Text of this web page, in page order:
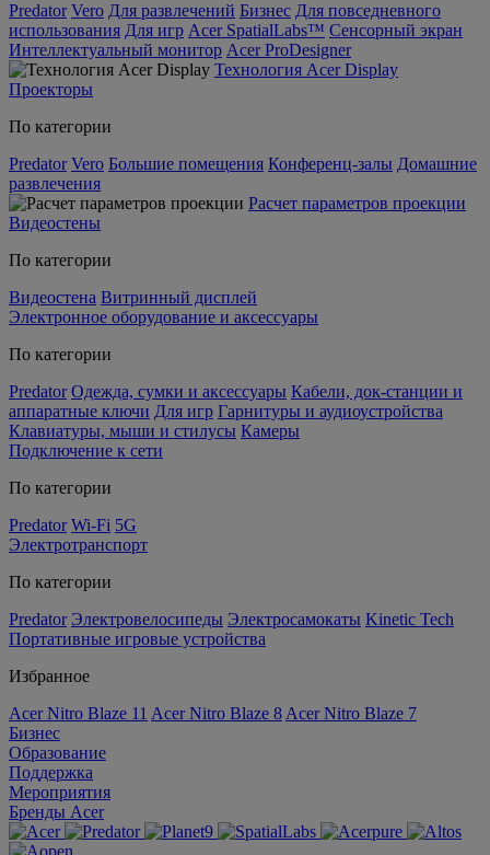
Predator Vero Для развлечений Бизнес Для повседневного
использования Для игр Acer SpatialLabs™ Сенсорный экран
Интеллектуальный монитор Acer ProDesigner
Технология Acer Display
Проекторы
По категории
Predator Vero Большие помещения Конференц-залы Домашние
развлечения
Расчет параметров проекции
Видеостены
По категории
Видеостена Витринный дисплей
Электронное оборудование и аксессуары
По категории
Predator Одежда, сумки и аксессуары Кабели, док-станции и
аппаратные ключи Для игр Гарнитуры и аудиоустройства
Клавиатуры, мыши и стилусы Камеры
Подключение к сети
По категории
Predator Wi-Fi 5G
Электротранспорт
По категории
Predator Электровелосипеды Электросамокаты Kinetic Tech
Портативные игровые устройства
Избранное
Acer Nitro Blaze 11 Acer Nitro Blaze 8 Acer Nitro Blaze 7
Бизнес
Образование
Поддержка
Мероприятия
Бренды Acer